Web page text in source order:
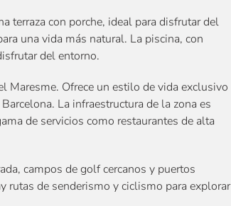
terraza con porche, ideal para disfrutar del
una vida más natural. La piscina, con
del entorno.
Maresme. Ofrece un estilo de vida exclusivo
La infraestructura de la zona es
de servicios como restaurantes de alta
campos de golf cercanos y puertos
rutas de senderismo y ciclismo para explorar